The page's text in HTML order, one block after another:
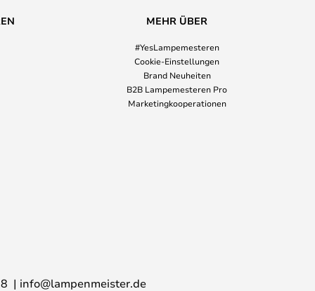
MEHR ÜBER
#YesLampemesteren
Cookie-Einstellungen
Brand Neuheiten
B2B Lampemesteren Pro
Marketingkooperationen
info@lampenmeister.de